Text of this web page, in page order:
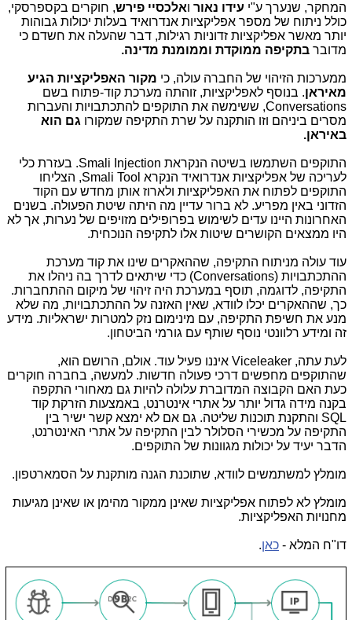
המחקר, שנערך ע"י עידו נאור ואלכסיי פירש, חוקרים בקספרסקי,
כולל ניתוח של מספר אפליקציות אנדרואיד בעלות יכולות גבוהות
יותר מאשר אפליקציות זדוניות רגילות, דבר שהעלה את חשדם כי
מדובר בתקיפה ממוקדת וממומנת מדינה.
ממערכות הזיהוי של החברה עולה, כי מקור האפליקציות הגיע
מאיראן. בנוסף לאפליקציות, זוהתה מערכת קוד-פתוח בשם
Conversations, ששימשה את התוקפים להתכתבויות והעברות
מסרים ביניהם וזו הותקנה על שרת התקיפה שמקורו גם הוא
באיראן.
התוקפים השתמשו בשיטה הנקראת Smali Injection. בעזרת כלי
לעריכה של אפליקציות אנדרואיד הנקרא Smali Tool, הצליחו
התוקפים לפתוח את האפליקציות ולארוז אותן מחדש עם הקוד
הזדוני באין מפריע. לא ברור עדיין מה היתה שיטת הפעולה. בשנים
האחרונות היינו עדים לשימוש בפרופילים מזויפים של נערות, אך לא
היו ממצאים הקושרים שיטות אלו לתקיפה הנוכחית.
עוד עולה מניתוח התקיפה, שההאקרים שינו את קוד מערכת
ההתכתבויות (Conversations) כדי שיתאים לדרך בה ניהלו את
התקיפה, לדוגמה, תוסף במערכת היה זיהוי של מיקום ההתחברות.
כך, שההאקרים יכלו לוודא, שאין האזנה על ההתכתבויות, מה שלא
מנע את חשיפת התקיפה, עם מינימום נזק למטרות ישראליות. מידע
זה ומידע רלוונטי נוסף שותף עם גורמי הביטחון.
לעת עתה, Viceleaker איננו פעיל עוד. אולם, הרושם הוא,
שהתוקפים מחפשים דרכי פעולה חדשות. למעשה, בחברה חוקרים
כעת האם הקבוצה המדוברת עלולה להיות גם מאחורי התקפה
בקנה מידה גדול יותר על אתרי אינטרנט, באמצעות הזרקת קוד
SQL והתקנת תוכנות שליטה. גם אם לא ימצא קשר ישיר בין
התקיפה על מכשירי הסלולר לבין התקיפה על אתרי האינטרנט,
הדבר יעיד על יכולות מגוונות של התוקפים.
מומלץ למשתמשים לוודא, שתוכנת הגנה מותקנת על הסמארטפון.
מומלץ לא לפתוח אפליקציות שאינן ממקור מהימן או שאינן מגיעות
מחנויות האפליקציות.
דו"ח המלא - כאן.